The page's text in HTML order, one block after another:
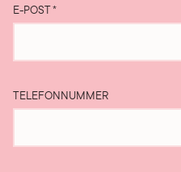
E-POST*
TELEFONNUMMER